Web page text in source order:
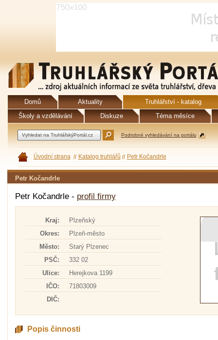
Domů Aktuality
Truhlářství - katalog
Školy a vzdělávání
Diskuze Téma měsíce
Podrobné vyhledávání na portálu
Úvodní strana Katalog truhlářů Petr Kočandrle
Petr Kočandrle
Petr Kočandrle - profil firmy
Kraj:
Plzeňský
Okres:
Plzeň-město
Město:
Starý Plzenec
PSČ:
332 02
Ulice:
Herejkova 1199
IČO:
71803009
DIČ:
Popis činnosti